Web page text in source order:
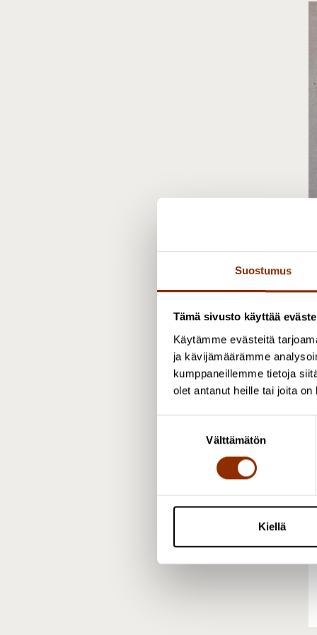
Suostumus
Tämä sivusto käyttää
Käytämme evästeitä
ja kävijämäärämme
kumppaneillemme tietoja
olet antanut heille tai joita
k
Välttämätön
Kiellä